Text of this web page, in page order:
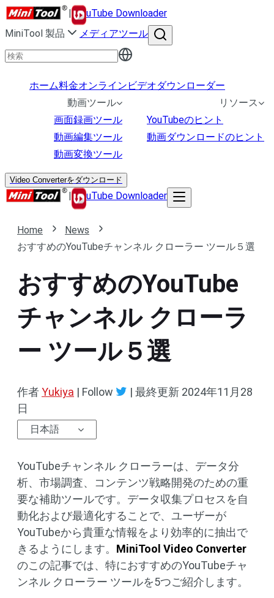
|
uTube Downloader
MiniTool 製品
メディアツール
ホーム料金オンラインビデオダウンローダー
動画ツール
画面録画ツール
動画編集ツール
動画変換ツール
リソース
YouTubeのヒント
動画ダウンロードのヒント
Video Converterをダウンロード
| uTube Downloader
Home
News
おすすめのYouTubeチャンネル クローラー ツール５選
おすすめのYouTube
チャンネル クローラ
ー ツール５選
作者Yukiya | Follow | 最終更新 2024年11月28
日
日本語
YouTubeチャンネル クローラーは、データ分
析、市場調査、コンテンツ戦略開発のための重
要な補助ツールです。データ収集プロセスを自
動化および最適化することで、ユーザーが
YouTubeから貴重な情報をより効率的に抽出で
きるようにします。 MiniTool Video Converter
のこの記事では、特におすすめのYouTubeチャ
ンネル クローラー ツールを5つご紹介します。